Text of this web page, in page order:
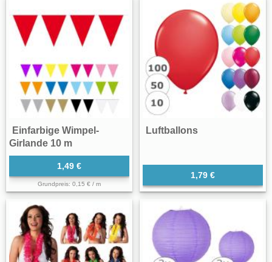
Einfarbige Wimpel-
Girlande 10 m
1,49 €
Grundpreis: 0,15 € / m
Luftballons
1,79 €